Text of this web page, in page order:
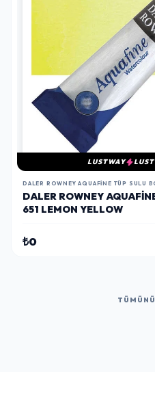
LUSTWAY
DALER ROWNEY AQUAFINE TÜP SULU
DALER ROWNEY
651 LEMON YELLOW
₺0